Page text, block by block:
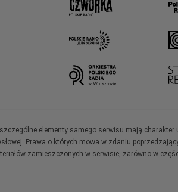
elementy samego serwisu mają
Prawa o których mowa w zdaniu
zamieszczonych w serwisie, zarówno w